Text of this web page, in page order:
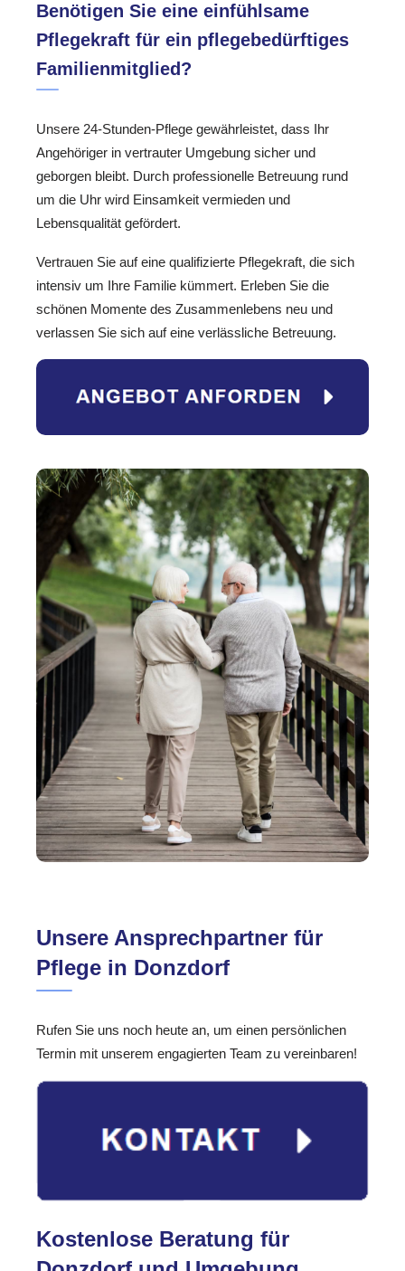
Benötigen Sie eine einfühlsame
Pflegekraft für ein pflegebedürftiges
Familienmitglied?
Unsere 24-Stunden-Pflege gewährleistet, dass Ihr
Angehöriger in vertrauter Umgebung sicher und
geborgen bleibt. Durch professionelle Betreuung rund
um die Uhr wird Einsamkeit vermieden und
Lebensqualität gefördert.
Vertrauen Sie auf eine qualifizierte Pflegekraft, die sich
intensiv um Ihre Familie kümmert. Erleben Sie die
schönen Momente des Zusammenlebens neu und
verlassen Sie sich auf eine verlässliche Betreuung.
Unsere Ansprechpartner für
Pflege in Donzdorf
Rufen Sie uns noch heute an, um einen persönlichen
Termin mit unserem engagierten Team zu vereinbaren!
Kostenlose Beratung für